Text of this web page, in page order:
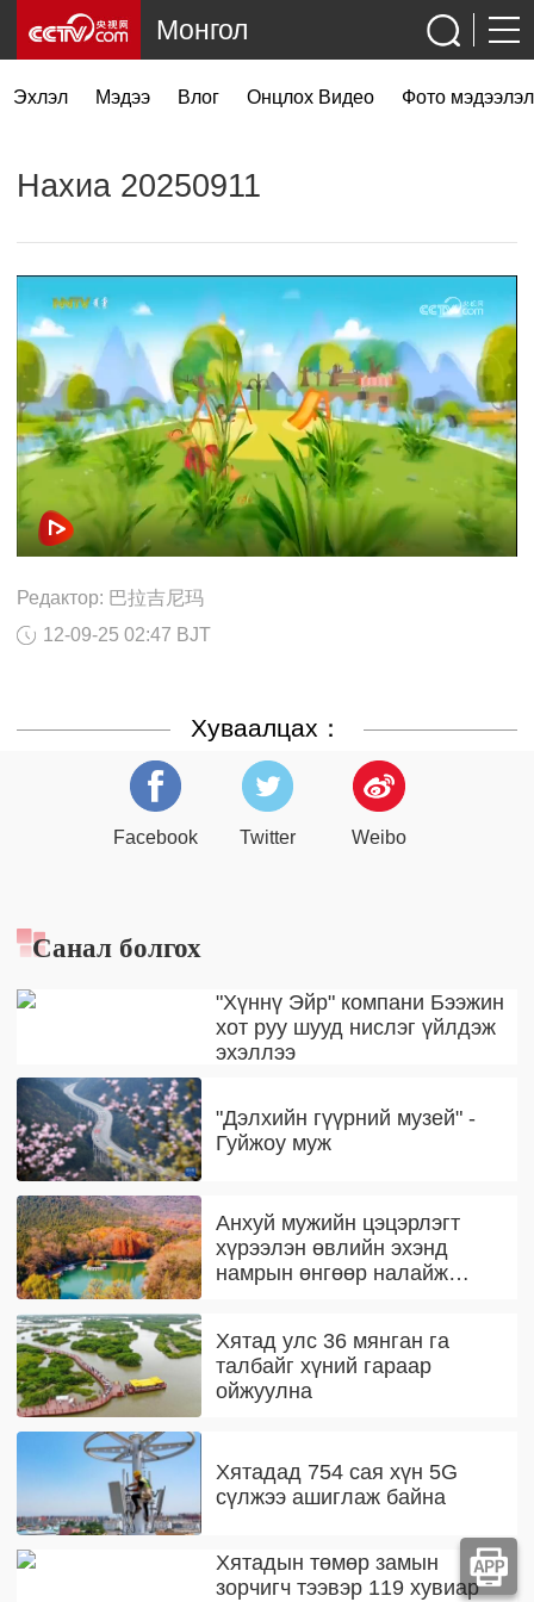
Эхлэл Мэдээ Влог Онцлох Видео Фото мэдээлэл
Монгол
Нахиа 20250911
Редактор: 巴拉吉尼玛
12-09-25 02:47 BJT
Хуваалцах：
Facebook Twitter Weibo
Санал болгох
"Хүннү Эйр" компани Бээжин
хот руу шууд нислэг үйлдэж
эхэллээ
"Дэлхийн гүүрний музей" -
Гуйжоу муж
Анхуй мужийн цэцэрлэгт
хүрээлэн өвлийн эхэнд
намрын өнгөөр налайж
Хятад улс 36 мянган га
талбайг хүний гараар
ойжуулна
Хятадад 754 сая хүн 5G
сүлжээ ашиглаж байна
Хятадын төмөр замын
зорчигч тээвэр 119 хувиар